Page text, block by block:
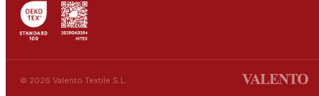
© 2026 Valento Textile S.L.